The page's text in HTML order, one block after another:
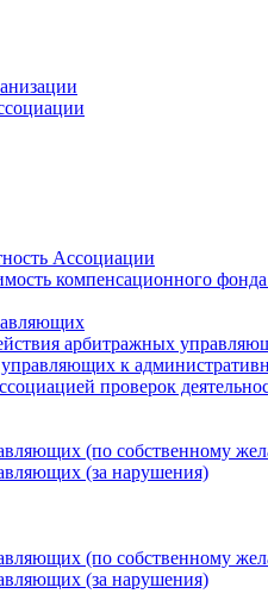
Ассоциации
компенсационного
арбитражных
к
проверок
(по собственному
(за нарушения)
(по собственному
(за нарушения)